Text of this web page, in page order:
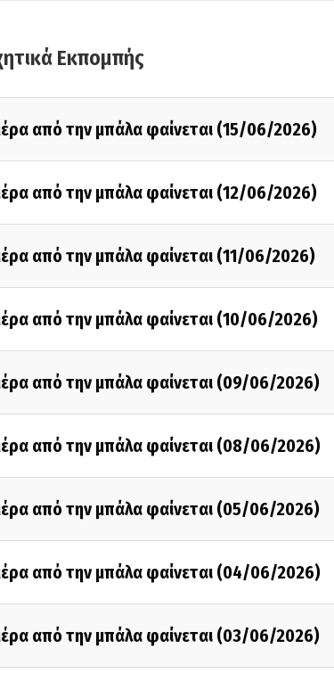
Εκπομπής
από την μπάλα φαίνεται (15/06/2026)
από την μπάλα φαίνεται (12/06/2026)
από την μπάλα φαίνεται (11/06/2026)
από την μπάλα φαίνεται (10/06/2026)
από την μπάλα φαίνεται (09/06/2026)
από την μπάλα φαίνεται (08/06/2026)
από την μπάλα φαίνεται (05/06/2026)
από την μπάλα φαίνεται (04/06/2026)
από την μπάλα φαίνεται (03/06/2026)